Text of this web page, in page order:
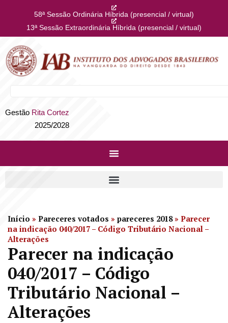
58ª Sessão Ordinária Híbrida (presencial / virtual)
13ª Sessão Extraordinária Híbrida (presencial / virtual)
Gestão Rita Cortez
2025/2028
Início » Pareceres votados » pareceres 2018» Parecer
na indicação 040/2017 – Código Tributário Nacional –
Alterações
Parecer na indicação
040/2017 – Código
Tributário Nacional –
Alterações